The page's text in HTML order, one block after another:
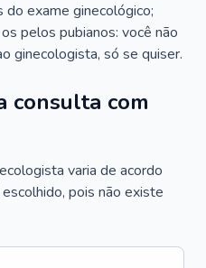
do exame ginecológico;
pelos pubianos: você não
ginecologista, só se quiser.
consulta com
varia de acordo
pois não existe